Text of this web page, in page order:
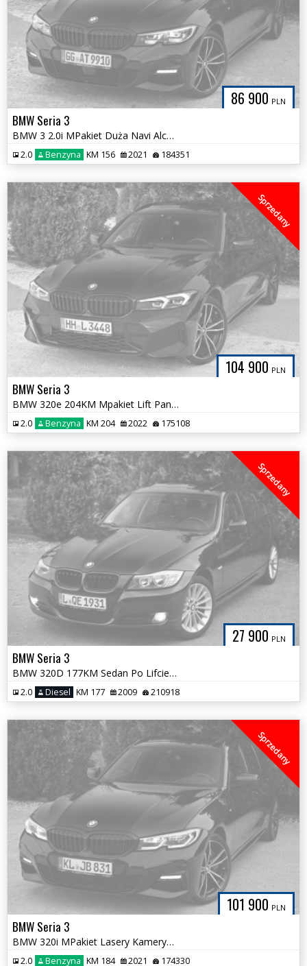
86 900 PLN
BMW Seria 3
BMW 3 2.0i MPakiet Duża Navi Alcantara Serwis ASO BMW 100%Bezwypadkowa
2.0 Benzyna KM 156 2021 184351
104 900 PLN
Sprzedany
BMW Seria 3
BMW 320e 204KM Mpakiet Lift Panorama Skóra Ambiente Bezwypadkowa
2.0 Benzyna KM 204 2022 175108
27 900 PLN
Sprzedany
BMW Seria 3
BMW 320D 177KM Sedan Po Lifcie Skóra Duża Navi Szyberdach NOWY ROZRZĄD
2.0 Diesel KM 177 2009 210918
101 900 PLN
Sprzedany
BMW Seria 3
BMW 320i MPakiet Lasery Kamery360 Harman 100% Bezwypadkowa Jedyna Taka
2.0 Benzyna KM 184 2021 174330